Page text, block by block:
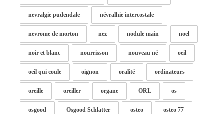
nevralgie pudendale névralhie intercostale
nevrome de morton nez nodule main noel
noir et blanc nourrisson nouveau né oeil
oeil qui coule oignon oralité ordinateurs
oreille oreiller organe ORL os
osgood Osgood Schlatter osteo osteo 77